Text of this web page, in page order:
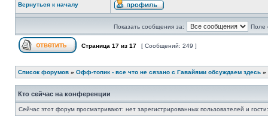
Вернуться к началу
Показать сообщения за: Поле
Страница 17 из 17 [ Сообщений: 249 ]
Список форумов » Офф-топик - все что не сязано с Гавайями обсуждаем здесь »
Кто сейчас на конференции
Сейчас этот форум просматривают: нет зарегистрированных пользователей и